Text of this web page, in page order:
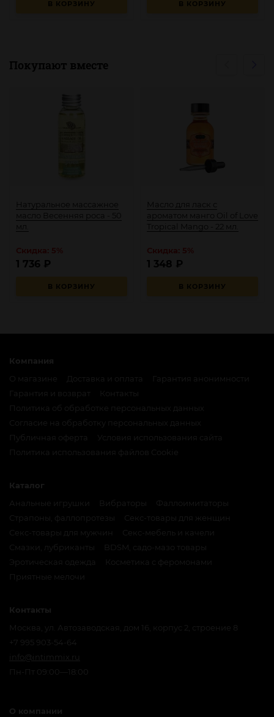
В КОРЗИНУ В КОРЗИНУ
Покупают вместе
Натуральное массажное
масло Весенняя роса - 50
мл.
В КОРЗИНУ
1 736 ₽
Масло для ласк с
ароматом манго Oil of Love
Tropical Mango - 22 мл.
В КОРЗИНУ
1 348 ₽
Компания
О магазине
Доставка и оплата
Гарантия анонимности
Политика об обработке персональных данных
Согласие на обработку персональных данных
Публичная оферта
Условия использования сайта
Политика использования файлов Cookie
Каталог
Анальные игрушки
Вибраторы
Фаллоимитаторы
Страпоны, фаллопротезы
Секс-товары для женщин
Секс-товары для мужчин
Секс-мебель и качели
Смазки, лубриканты
BDSM, садо-мазо товары
Эротическая одежда
Косметика с феромонами
Приятные мелочи
Контакты
Москва, ул. Автозаводская, дом 16, корпус 2, строение 8
+7 995 903-54-64
info@intimmix.ru
Пн-Пт 09:00—18:00
О компании